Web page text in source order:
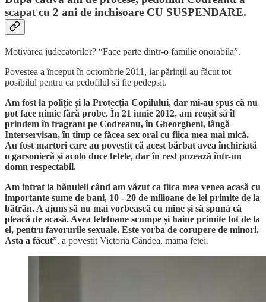
scapat cu 2 ani de inchisoare CU SUSPENDARE.
Motivarea judecatorilor? “Face parte dintr-o familie onorabila”.
Povestea a început în octombrie 2011, iar părinții au făcut tot
posibilul pentru ca pedofilul să fie pedepsit.
Am fost la poliție și la Protecția Copilului, dar mi-au spus că nu
pot face nimic fără probe. În 21 iunie 2012, am reușit să îl
prindem în fragrant pe Codreanu, în Gheorgheni, lângă
Interservisan, în timp ce făcea sex oral cu fiica mea mai mică.
Au fost martori care au povestit că acest bărbat avea închiriată
o garsonieră și acolo duce fetele, dar în rest pozează într-un
domn respectabil.
Am intrat la bănuieli când am văzut ca fiica mea venea acasă cu
importante sume de bani, 10 - 20 de milioane de lei primite de la
bătrân. A ajuns să nu mai vorbească cu mine și să spună că
pleacă de acasă. Avea telefoane scumpe și haine primite tot de la
el, pentru favorurile sexuale. Este vorba de corupere de minori.
Asta a făcut”, a povestit Victoria Cândea, mama fetei.